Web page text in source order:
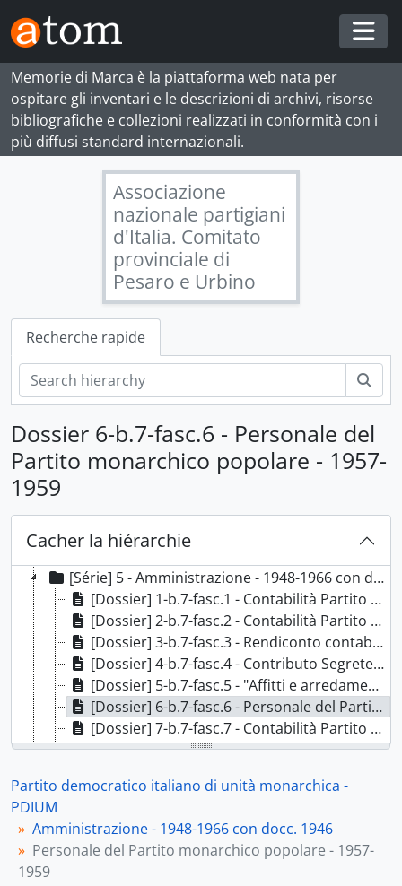
Skip to main content
Memorie di Marca è la piattaforma web nata per
ospitare gli inventari e le descrizioni di archivi, risorse
bibliografiche e collezioni realizzati in conformità con i
più diffusi standard internazionali.
Associazione
nazionale partigiani
d'Italia. Comitato
provinciale di
Pesaro e Urbino
Recherche rapide
Dossier 6-b.7-fasc.6 - Personale del
Partito monarchico popolare - 1957-
1959
Cacher la hiérarchie
[Fonds] PDIUM-PU-01 - Partito democratico italiano di unità monarchica - PDIUM, 1947-1968; 1971 con docc. 1930; [1945]-1946
[Série] 2 - Comitato regionale - 1953-1958, 1953-1958
[Série] 3 - Federazione provinciale - 1947-1965; 1967-1968; 1971, 1947-1965; 1967-1968; 1971
[Série] 5 - Amministrazione - 1948-1966 con docc. 1946, 1946-1966
[Dossier] 1-b.7-fasc.1 - Contabilità Partito nazionale monarchico - 1948-1950; 1946, 1946-1950
[Dossier] 2-b.7-fasc.2 - Contabilità Partito nazionale monarchico - 1952-1959, 1952-1959
[Dossier] 3-b.7-fasc.3 - Rendiconto contabilità PNM - 1953-1955, 1953-1955
[Dossier] 4-b.7-fasc.4 - Contributo Segreteria amministrativa PNM - 1953-1957, 1953-1957
[Dossier] 5-b.7-fasc.5 - "Affitti e arredamenti" - 1957-1958, 1957-1958
[Dossier] 6-b.7-fasc.6 - Personale del Partito monarchico popolare - 1957-1959, 1957-1959
[Dossier] 7-b.7-fasc.7 - Contabilità Partito monarchico popolare - 1957-1959, 1957-1959
[Dossier] 8-b.7-fasc.8 - "Gestione auto" - 1958, 1958
[Dossier] 10-b.7-fasc.10 - Inventario beni - 1959-1961, 1959-1961
[Dossier] 12-b.7-fasc.12 - Personale del Partito democratico italiano - 1959; 1962-1966, 1959-1966
[Série] 6 - Federazione provinciale. Sezioni - 1947-1960, 1947-1960
Partito democratico italiano di unità monarchica -
PDIUM
Amministrazione - 1948-1966 con docc. 1946
Personale del Partito monarchico popolare - 1957-
1959